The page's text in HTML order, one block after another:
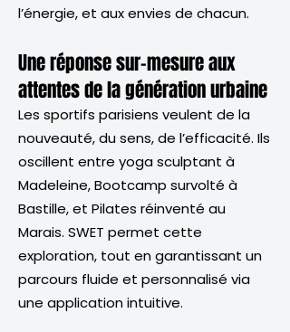
l’énergie, et aux envies de chacun.
Une réponse sur-mesure aux
attentes de la génération urbaine
Les sportifs parisiens veulent de la
nouveauté, du sens, de l’efficacité. Ils
oscillent entre yoga sculptant à
Madeleine, Bootcamp survolté à
Bastille, et Pilates réinventé au
Marais. SWET permet cette
exploration, tout en garantissant un
parcours fluide et personnalisé via
une application intuitive.